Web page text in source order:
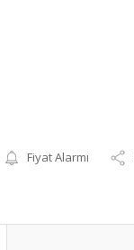
Fiyat Alarmı